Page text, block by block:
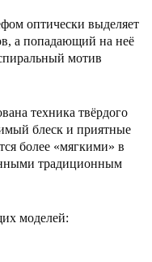
оптически выделяет
а попадающий на неё
мотив
техника твёрдого
блеск и приятные
более «мягкими» в
традиционным
моделей: